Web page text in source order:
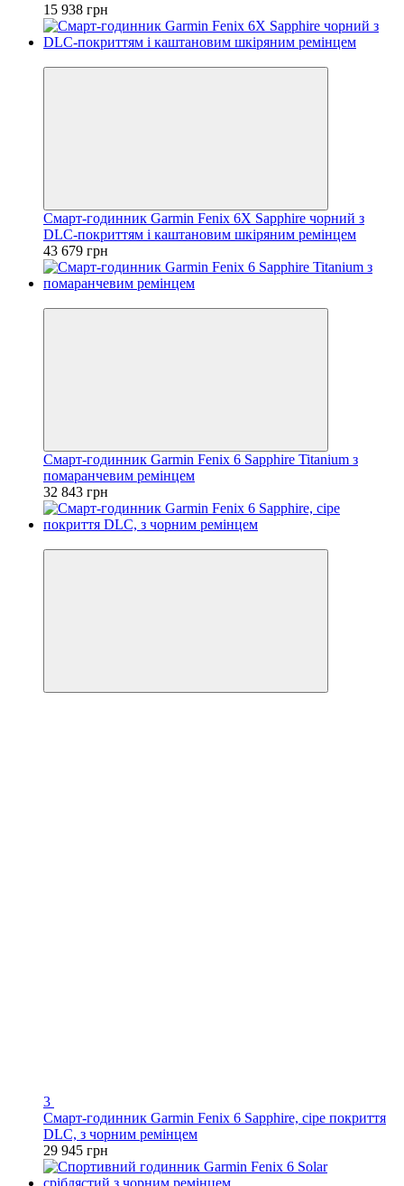
15 938 грн
Смарт-годинник Garmin Fenix 6X Sapphire чорний з
DLC-покриттям і каштановим шкіряним ремінцем
43 679 грн
Смарт-годинник Garmin Fenix 6 Sapphire Titanium з
помаранчевим ремінцем
32 843 грн
3
Смарт-годинник Garmin Fenix 6 Sapphire, сіре покриття
DLC, з чорним ремінцем
29 945 грн